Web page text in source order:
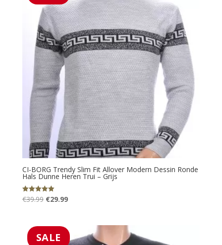
CI-BORG Trendy Slim Fit Allover Modern Dessin Ronde
Hals Dunne Heren Trui – Grijs
Gewaardeerd
5.00
€39.99 Oorspronkelijke
€39.99.
€29.99Huidige
€29.99.
SALE